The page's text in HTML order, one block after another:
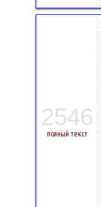
2546
полный текст